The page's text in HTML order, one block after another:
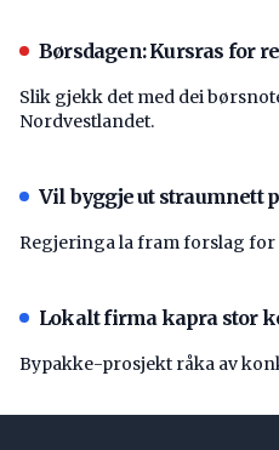
Børsdagen: Kursras for
Slik gjekk det med dei
Nordvestlandet.
Vil byggje ut straumnett
Regjeringa la fram forslag
Lokalt firma kapra stor
Bypakke-prosjekt råka av